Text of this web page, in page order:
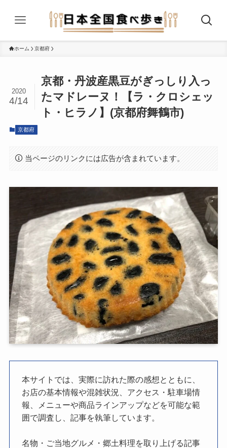
ホーム 京都府
京都・丹波産黒豆がぎっしり入っ
たマドレーヌ！【ラ・クロシェッ
ト・ヒラノ】(京都府舞鶴市)
2020
4/14
京都府
当ページのリンクには広告が含まれています。
本サイトでは、実際に訪れた際の感想とともに、
お店の基本情報や混雑状況、アクセス・駐車場情
報、メニューや商品ラインアップなどを可能な範
囲で調査し、記事を執筆しています。
名物・ご当地グルメ・郷土料理を取り上げる記事